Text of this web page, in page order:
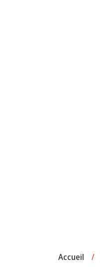
Accueil /